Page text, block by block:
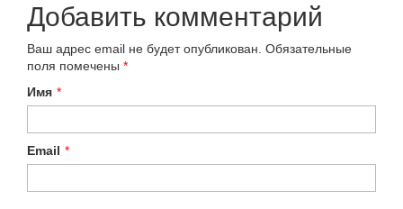
Добавить комментарий
Ваш адрес email не будет опубликован. Обязательные
поля помечены *
Имя *
Email *